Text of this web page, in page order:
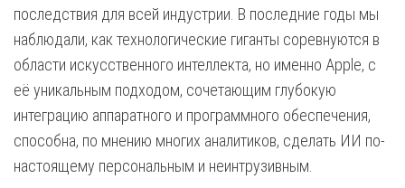
последствия для всей индустрии. В последние годы мы
наблюдали, как технологические гиганты соревнуются в
области искусственного интеллекта, но именно Apple, с
её уникальным подходом, сочетающим глубокую
интеграцию аппаратного и программного обеспечения,
способна, по мнению многих аналитиков, сделать ИИ по-
настоящему персональным и неинтрузивным.